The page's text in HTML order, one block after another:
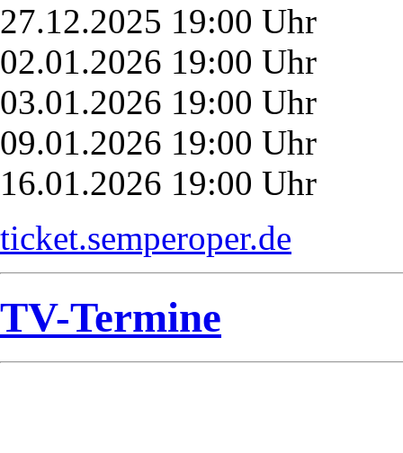
27.12.2025 19:00 Uhr
02.01.2026 19:00 Uhr
03.01.2026 19:00 Uhr
09.01.2026 19:00 Uhr
16.01.2026 19:00 Uhr
ticket.semperoper.de
TV-Termine